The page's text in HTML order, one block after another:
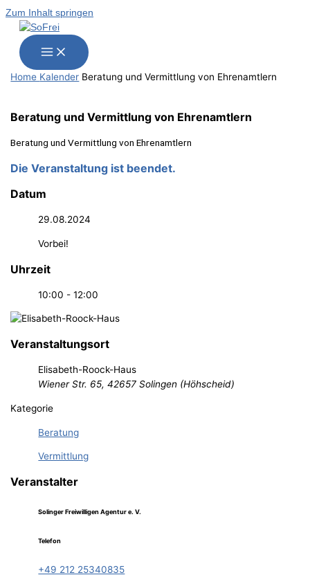
Zum Inhalt springen
Home Kalender Bera­tung und Ver­mitt­lung von Ehrenamtlern
Bera­tung und Ver­mitt­lung von Ehrenamtlern
Bera­tung und Ver­mitt­lung von Ehrenamtlern
Die Veranstaltung ist beendet.
Datum
29.08.2024
Vorbei!
Uhrzeit
10:00 - 12:00
Veranstaltungsort
Elisabeth-Roock-Haus
Wiener Str. 65, 42657 Solingen (Höhscheid)
Kategorie
Beratung
Vermittlung
Veranstalter
Solinger Freiwilligen Agentur e. V.
Telefon
+49 212 25340835